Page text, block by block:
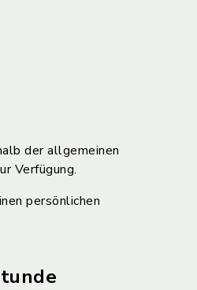
der allgemeinen
Verfügung.
persönlichen